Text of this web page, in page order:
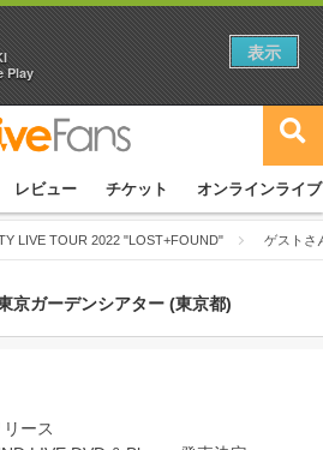
レビュー チケット オンラインライブ
LIVE TOUR 2022 "LOST+FOUND" ゲストさ
京ガーデンシアター (東京都)
ース
Play
表示